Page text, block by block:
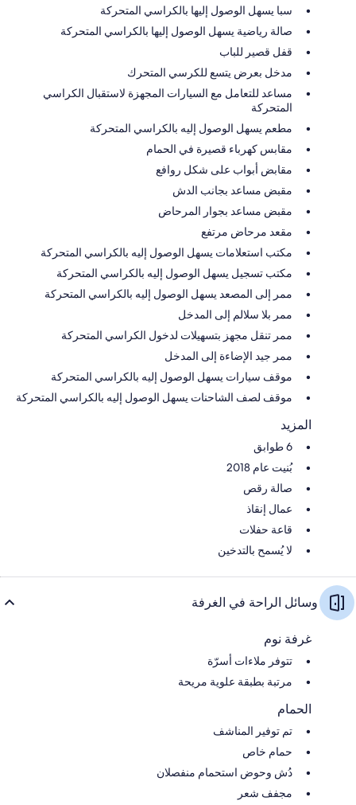
سبا يسهل الوصول إليها بالكراسي المتحركة
صالة رياضية يسهل الوصول إليها بالكراسي المتحركة
قفل قصير للباب
مدخل بعرض يتسع للكرسي المتحرك
مساعد للتعامل مع السيارات المجهزة لاستقبال الكراسي
المتحركة
مطعم يسهل الوصول إليه بالكراسي المتحركة
مقابس كهرباء قصيرة في الحمام
مقابض أبواب على شكل روافع
مقبض مساعد بجانب الدش
مقبض مساعد بجوار المرحاض
مقعد مرحاض مرتفع
مكتب استعلامات يسهل الوصول إليه بالكراسي المتحركة
مكتب تسجيل يسهل الوصول إليه بالكراسي المتحركة
ممر إلى المصعد يسهل الوصول إليه بالكراسي المتحركة
ممر بلا سلالم إلى المدخل
ممر تنقل مجهز بتسهيلات لدخول الكراسي المتحركة
ممر جيد الإضاءة إلى المدخل
موقف سيارات يسهل الوصول إليه بالكراسي المتحركة
موقف لصف الشاحنات يسهل الوصول إليه بالكراسي المتحركة
المزيد
6 طوابق
بُنيت عام 2018
صالة رقص
عمال إنقاذ
قاعة حفلات
لا يُسمح بالتدخين
وسائل الراحة في الغرفة
غرفة نوم
تتوفر ملاءات أسرّة
مرتبة بطبقة علوية مريحة
الحمام
تم توفير المناشف
حمام خاص
دُش وحوض استحمام منفصلان
مجفف شعر